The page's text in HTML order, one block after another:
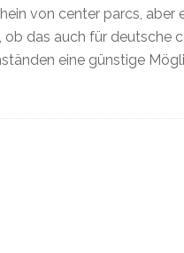
von center parcs,
das auch für deutsche
eine günstige